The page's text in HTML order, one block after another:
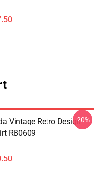
Vintage Retro Design
RB0609
-20%